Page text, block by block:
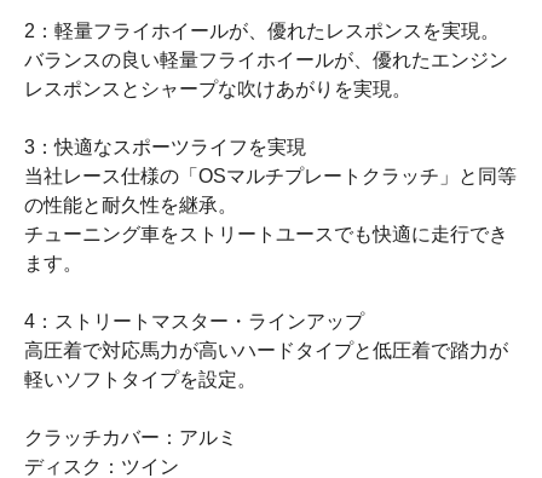
2：軽量フライホイールが、優れたレスポンスを実現。
バランスの良い軽量フライホイールが、優れたエンジン
レスポンスとシャープな吹けあがりを実現。
3：快適なスポーツライフを実現
当社レース仕様の「OSマルチプレートクラッチ」と同等
の性能と耐久性を継承。
チューニング車をストリートユースでも快適に走行でき
ます。
4：ストリートマスター・ラインアップ
高圧着で対応馬力が高いハードタイプと低圧着で踏力が
軽いソフトタイプを設定。
クラッチカバー：アルミ
ディスク：ツイン